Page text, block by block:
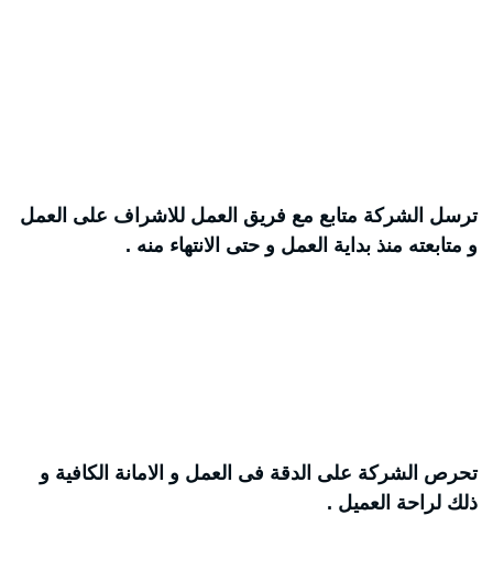
ترسل الشركة متابع مع فريق العمل للاشراف على العمل
و متابعته منذ بداية العمل و حتى الانتهاء منه .
تحرص الشركة على الدقة فى العمل و الامانة الكافية و
ذلك لراحة العميل .